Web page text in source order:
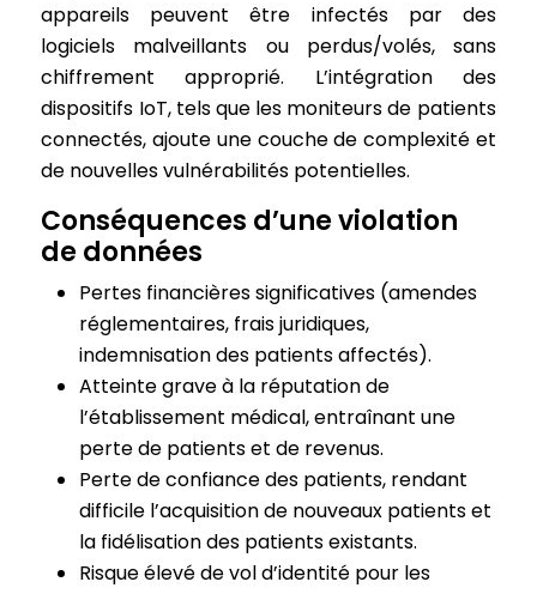
appareils peuvent être infectés par des
logiciels malveillants ou perdus/volés, sans
chiffrement approprié. L’intégration des
dispositifs IoT, tels que les moniteurs de patients
connectés, ajoute une couche de complexité et
de nouvelles vulnérabilités potentielles.
Conséquences d’une violation
de données
Pertes financières significatives (amendes
réglementaires, frais juridiques,
indemnisation des patients affectés).
Atteinte grave à la réputation de
l’établissement médical, entraînant une
perte de patients et de revenus.
Perte de confiance des patients, rendant
difficile l’acquisition de nouveaux patients et
la fidélisation des patients existants.
Risque élevé de vol d’identité pour les